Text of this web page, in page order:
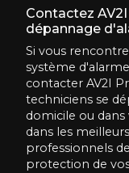
Contactez
dépannage
Si vous
système
contacter AV2I
techniciens se
domicile ou
dans les
professionnels
protection de